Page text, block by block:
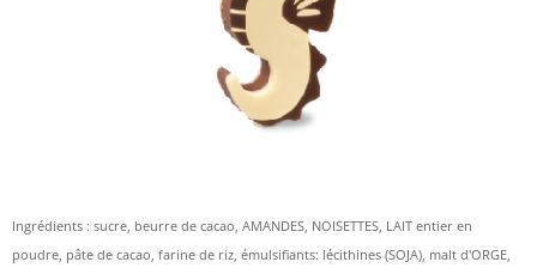
Ingrédients : sucre, beurre de cacao, AMANDES, NOISETTES, LAIT entier en
poudre, pâte de cacao, farine de riz, émulsifiants: lécithines (SOJA), malt d'ORGE,